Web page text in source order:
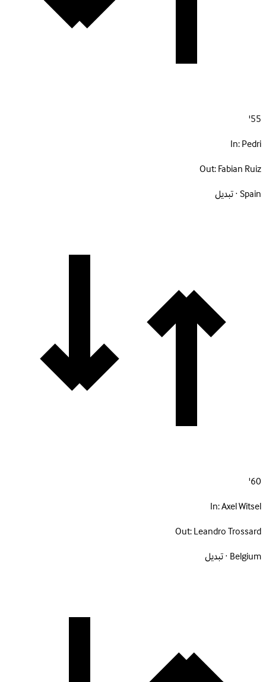
55'
In:Pedri
Out:Fabian Ruiz
Spain · تبديل
60'
In:Axel Witsel
Out:Leandro Trossard
Belgium · تبديل